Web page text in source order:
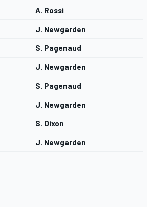
A. Rossi
J. Newgarden
S. Pagenaud
J. Newgarden
S. Pagenaud
J. Newgarden
S. Dixon
J. Newgarden